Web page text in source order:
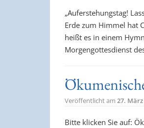
„Auferstehungstag!
Erde zum Himmel hat
heißt es in einem
Morgengottesdienst
Veröffentlicht am 27. März
Bitte klicken Sie auf: